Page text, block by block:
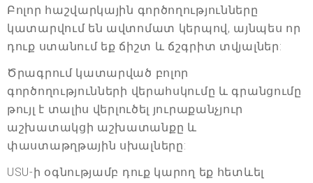
Բոլոր հաշվարկային գործողությունները
կատարվում են ավտոմատ կերպով, այնպես որ
դուք ստանում եք ճիշտ և ճշգրիտ տվյալներ:
Ծրագրում կատարված բոլոր
գործողությունների վերահսկումը և գրանցումը
թույլ է տալիս վերլուծել յուրաքանչյուր
աշխատակցի աշխատանքը և
փաստաթղթային սխալները:
USU-ի օգնությամբ դուք կարող եք հետևել